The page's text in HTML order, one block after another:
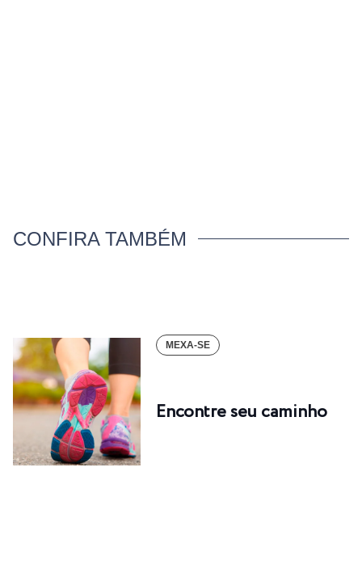
CONFIRA TAMBÉM
MEXA-SE
Encontre seu caminho